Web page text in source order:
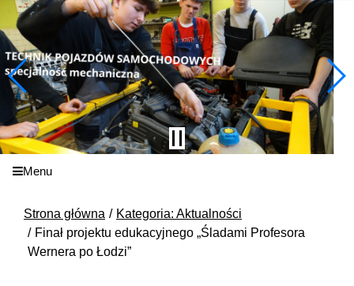
Menu
Strona główna
Kategoria: Aktualności
Finał projektu edukacyjnego „Śladami Profesora
Wernera po Łodzi”